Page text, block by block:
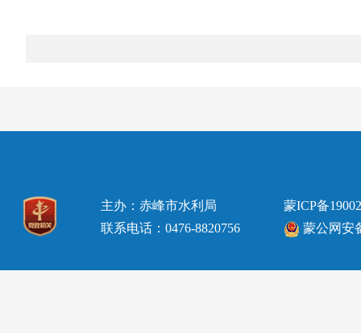
主办：赤峰市水利局
联系电话：0476-8820756
蒙ICP备
蒙公网安